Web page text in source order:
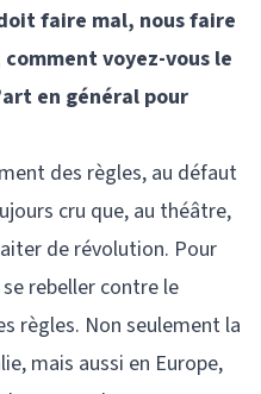
faire mal, nous faire
voyez-vous le
en général pour
des règles, au défaut
cru que, au théâtre,
de révolution. Pour
rebeller contre le
règles. Non seulement la
mais aussi en Europe,